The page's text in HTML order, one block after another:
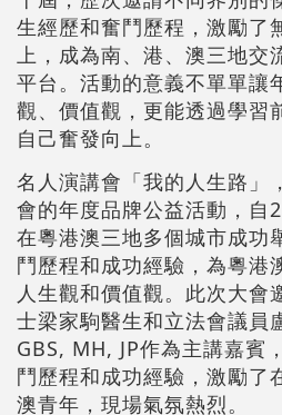
生經歷和奮鬥歷程，激勵了
上，成為南、港、澳三地交
平台。活動的意義不單單讓
觀、價值觀，更能透過學習
自己奮發向上。
名人演講會「我的人生路」
會的年度品牌公益活動，自
在粵港澳三地多個城市成功
鬥歷程和成功經驗，為粵港
人生觀和價值觀。此次大會
士梁家駒醫生和立法會議員
GBS, MH, JP作為主講嘉賓
鬥歷程和成功經驗，激勵了
澳青年，現場氣氛熱烈。